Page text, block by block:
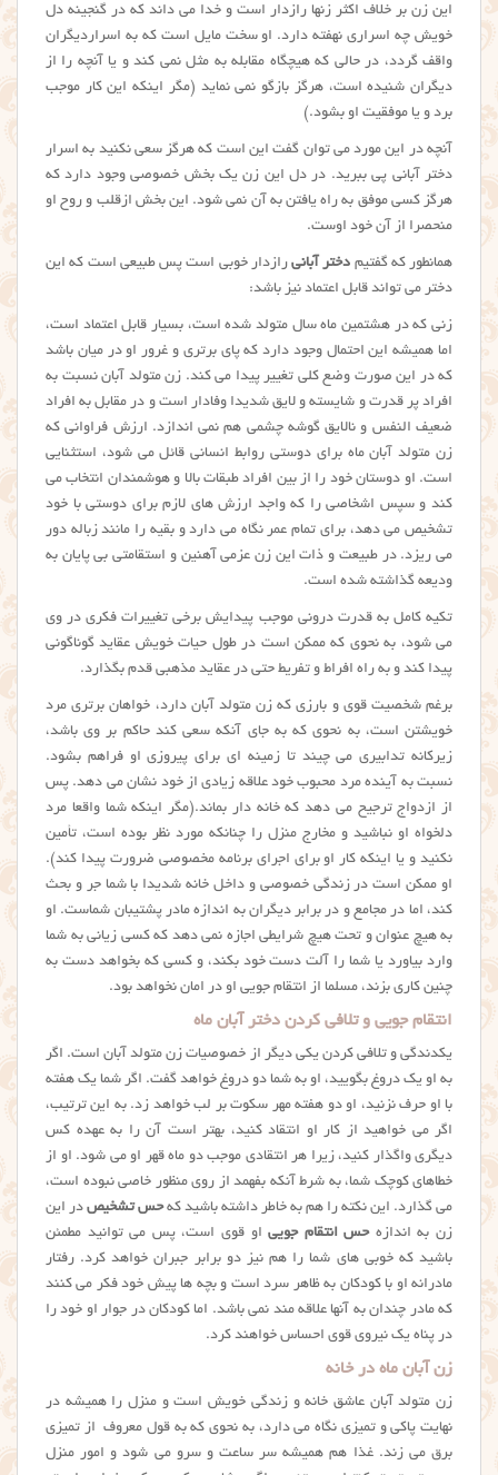
این زن بر خلاف اکثر زنها رازدار است و خدا می داند که در گنجینه دل
خویش چه اسراری نهفته دارد. او سخت مایل است که به اسراردیگران
واقف گردد، در حالی که هیچگاه مقابله به مثل نمی کند و یا آنچه را از
دیگران شنیده است، هرگز بازگو نمی نماید (مگر اینکه این کار موجب
برد و یا موفقیت او بشود.)
آنچه در این مورد می توان گفت این است که هرگز سعی نکنید به اسرار
دختر آبانی پی ببرید. در دل این زن یک بخش خصوصی وجود دارد که
هرگز کسی موفق به راه یافتن به آن نمی شود. این بخش ازقلب و روح او
منحصرا از آن خود اوست.
همانطور که گفتیم دختر آبانی رازدار خوبی است پس طبیعی است که این
دختر می تواند قابل اعتماد نیز باشد:
زنی که در هشتمین ماه سال متولد شده است، بسیار قابل اعتماد است،
اما همیشه این احتمال وجود دارد که پای برتری و غرور او در میان باشد
که در این صورت وضع کلی تغییر پیدا می کند. زن متولد آبان نسبت به
افراد پر قدرت و شایسته و لایق شدیدا وفادار است و در مقابل به افراد
ضعیف النفس و نالایق گوشه چشمی هم نمی اندازد. ارزش فراوانی که
زن متولد آبان ماه برای دوستی روابط انسانی قائل می شود، استثنایی
است. او دوستان خود را از بین افراد طبقات بالا و هوشمندان انتخاب می
کند و سپس اشخاصی را که واجد ارزش های لازم برای دوستی با خود
تشخیص می دهد، برای تمام عمر نگاه می دارد و بقیه را مانند زباله دور
می ریزد. در طبیعت و ذات این زن عزمی آهنین و استقامتی بی پایان به
ودیعه گذاشته شده است.
تکیه کامل به قدرت درونی موجب پیدایش برخی تغییرات فکری در وی
می شود، به نحوی که ممکن است در طول حیات خویش عقاید گوناگونی
پیدا کند و به راه افراط و تفریط حتی در عقاید مذهبی قدم بگذارد.
برغم شخصیت قوی و بارزی که زن متولد آبان دارد، خواهان برتری مرد
خویشتن است، به نحوی که به جای آنکه سعی کند حاکم بر وی باشد،
زیرکانه تدابیری می چیند تا زمینه ای برای پیروزی او فراهم بشود.
نسبت به آینده مرد محبوب خود علاقه زیادی از خود نشان می دهد. پس
از ازدواج ترجیح می دهد که خانه دار بماند.(مگر اینکه شما واقعا مرد
دلخواه او نباشید و مخارج منزل را چنانکه مورد نظر بوده است، تأمین
نکنید و یا اینکه کار او برای اجرای برنامه مخصوصی ضرورت پیدا کند).
او ممکن است در زندگی خصوصی و داخل خانه شدیدا با شما جر و بحث
کند، اما در مجامع و در برابر دیگران به اندازه مادر پشتیبان شماست. او
به هیچ عنوان و تحت هیچ شرایطی اجازه نمی دهد که کسی زیانی به شما
وارد بیاورد یا شما را آلت دست خود بکند، و کسی که بخواهد دست به
چنین کاری بزند، مسلما از انتقام جویی او در امان نخواهد بود.
انتقام جویی و تلافی کردن دختر آبان ماه
یکدندگی و تلافی کردن یکی دیگر از خصوصیات زن متولد آبان است. اگر
به او یک دروغ بگویید، او به شما دو دروغ خواهد گفت. اگر شما یک هفته
با او حرف نزنید، او دو هفته مهر سکوت بر لب خواهد زد. به این ترتیب،
اگر می خواهید از کار او انتقاد کنید، بهتر است آن را به عهده کس
دیگری واگذار کنید، زیرا هر انتقادی موجب دو ماه قهر او می شود. او از
خطاهای کوچک شما، به شرط آنکه بفهمد از روی منظور خاصی نبوده است،
می گذارد. این نکته را هم به خاطر داشته باشید کهحس تشخیص در این
زن به اندازهحس انتقام جوییاو قوی است، پس می توانید مطمئن
باشید که خوبی های شما را هم نیز دو برابر جبران خواهد کرد. رفتار
مادرانه او با کودکان به ظاهر سرد است و بچه ها پیش خود فکر می کنند
که مادر چندان به آنها علاقه مند نمی باشد. اما کودکان در جوار او خود را
در پناه یک نیروی قوی احساس خواهند کرد.
زن آبان ماه در خانه
زن متولد آبان عاشق خانه و زندگی خویش است و منزل را همیشه در
نهایت پاکی و تمیزی نگاه می دارد، به نحوی که به قول معروف از تمیزی
برق می زند. غذا هم همیشه سر ساعت و سرو می شود و امور منزل